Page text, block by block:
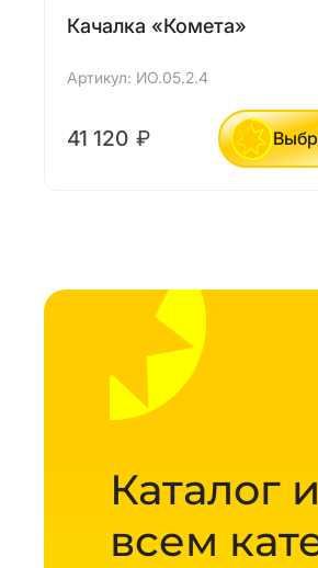
Качалка «Комета»
Артикул: ИО.05.2.4
41 120 ₽
Каталог
всем